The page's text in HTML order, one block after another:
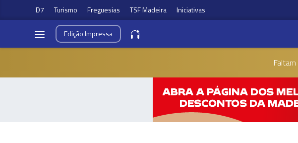
D7 Turismo Freguesias TSF Madeira Iniciativas
EdiçãoImpressa
Faltam